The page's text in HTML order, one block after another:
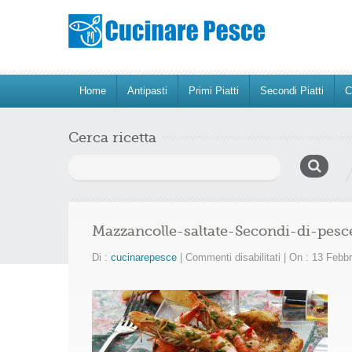
Home Antipasti Primi Piatti Secondi Piatti
Cerca ricetta
Mazzancolle-saltate-Secondi-di-
Di : cucinarepesce Commenti disabilitati su
saltate-
Secondi-
di-
pesce-
On : 13